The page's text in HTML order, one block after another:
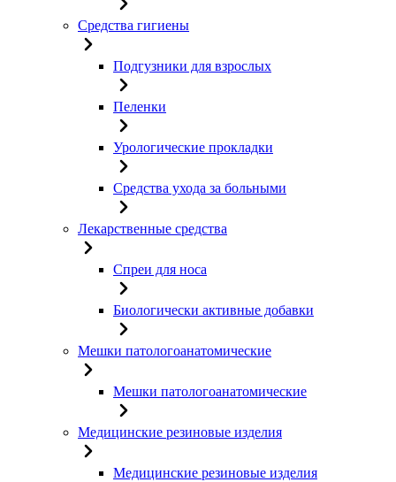
Средства гигиены
Подгузники для взрослых
Пеленки
Урологические прокладки
Средства ухода за больными
Лекарственные средства
Спреи для носа
Биологически активные добавки
Мешки патологоанатомические
Мешки патологоанатомические
Медицинские резиновые изделия
Медицинские резиновые изделия